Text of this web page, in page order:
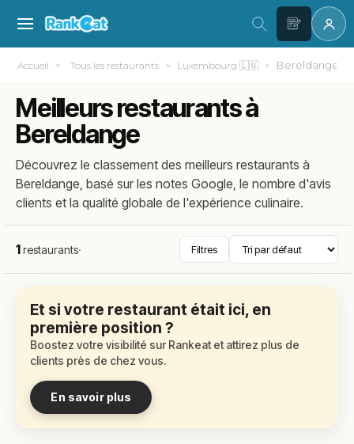
Accueil Tous les restaurants Luxembourg 🇱🇺 Bereldange
Meilleurs restaurants à
Bereldange
Découvrez le classement des meilleurs restaurants à
Bereldange, basé sur les notes Google, le nombre d'avis
clients et la qualité globale de l'expérience culinaire.
1restaurants· Filtres
Et si votre restaurant était ici, en
première position ?
Boostez votre visibilité sur Rankeat et attirez plus de
clients près de chez vous.
En savoir plus